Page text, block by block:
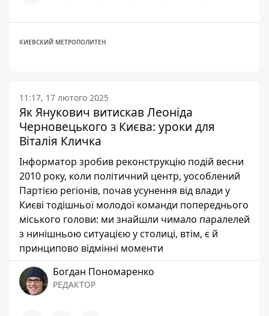
КИЕВСКИЙ МЕТРОПОЛИТЕН
11:17, 17 лютого 2025
Як Янукович витискав Леоніда
Черновецького з Києва: уроки для
Віталія Кличка
Інформатор зробив реконструкцію подій весни
2010 року, коли політичний центр, уособлений
Партією регіонів, почав усунення від влади у
Києві тодішньої молодої команди попереднього
міського голови: ми знайшли чимало паралелей
з нинішньою ситуацією у столиці, втім, є й
принципово відмінні моменти
Богдан Пономаренко
РЕДАКТОР